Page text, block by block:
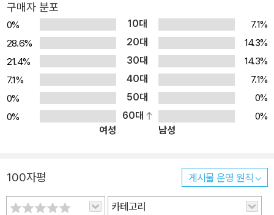
구매자 분포
0% 10대
7.1%
28.6%
20대
14.3%
21.4%
30대
14.3%
7.1%
40대
7.1%
0%
50대
0%
0%
60대
0%
여성
남성
100자평 게시물 운영 원칙
카테고리